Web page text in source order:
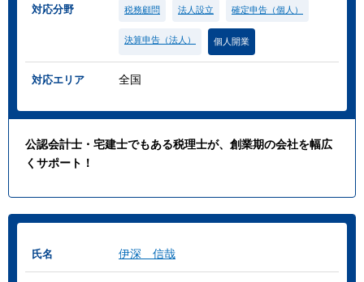
対応分野 税務顧問 法人設立 確定申告（個人）
決算申告（法人） 個人開業
対応エリア 全国
公認会計士・宅建士でもある税理士が、創業期の会社を幅広
くサポート！
氏名 伊深 信哉